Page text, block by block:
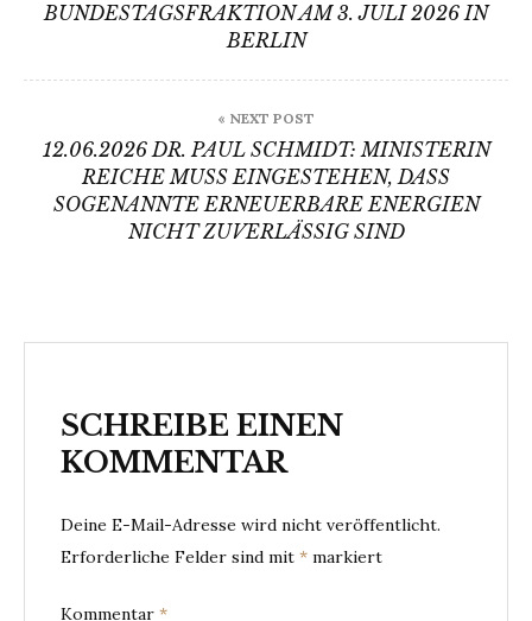
BUNDESTAGSFRAKTION AM 3. JULI 2026 IN
BERLIN
« NEXT POST
12.06.2026 DR. PAUL SCHMIDT: MINISTERIN
REICHE MUSS EINGESTEHEN, DASS
SOGENANNTE ERNEUERBARE ENERGIEN
NICHT ZUVERLÄSSIG SIND
SCHREIBE EINEN
KOMMENTAR
Deine E-Mail-Adresse wird nicht veröffentlicht.
Erforderliche Felder sind mit * markiert
Kommentar *